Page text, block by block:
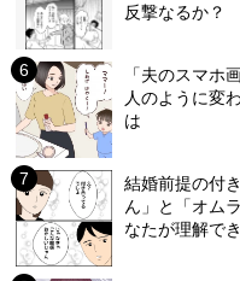
反撃なるか？
「夫のスマホ
人のように変
は
結婚前提の付
ん」と「オム
なたが理解で